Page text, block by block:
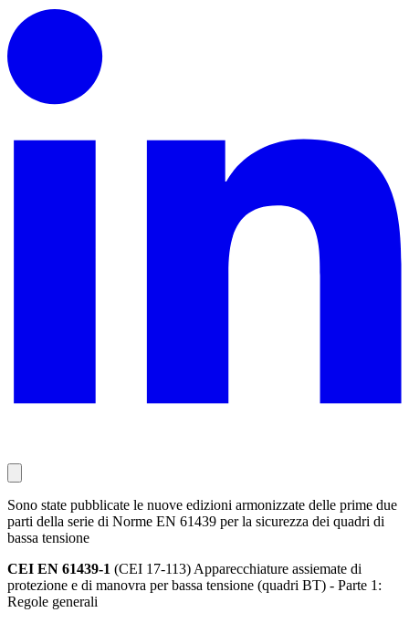
Sono state pubblicate le nuove edizioni armonizzate delle prime due
parti della serie di Norme EN 61439 per la sicurezza dei quadri di
bassa tensione
CEI EN 61439-1 (CEI 17-113) Apparecchiature assiemate di
protezione e di manovra per bassa tensione (quadri BT) - Parte 1:
Regole generali